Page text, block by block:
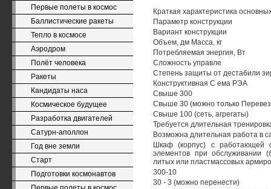
Первые полеты в космос
Баллистические ракеты
Тепло в космосе
Аэродром
Полёт человека
Ракеты
Кандидаты наса
Космическое будущее
Разработка двигателей
Сатурн-аполлон
Год вне земли
Старт
Подготовки космонавтов
Краткая характеристика
Параметр конструкции
Вариант конструкции
Объем, дм Масса, кг
Потребляемая энергия, Вт
Сложность управле
Степень защиты от дестабили
Конструктивная С ема РЭА
Свыше 300
Свыше 30 (можно только
Свыше 100 (сеть, агрегаты)
Требуется длительная
Возможна длительная работа в
Шкаф (корпус) с работающей
элементов при обслуживании
литых или пластмассовых
300-10
30 - 3 (можно перенести)